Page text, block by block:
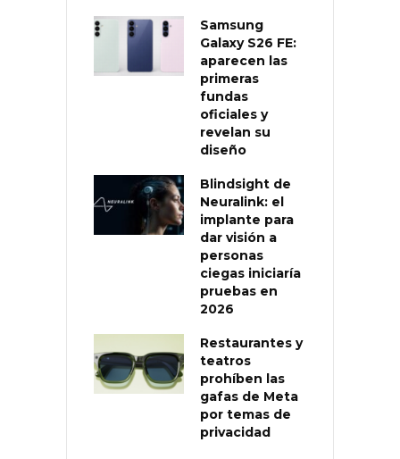
Samsung
Galaxy S26 FE:
aparecen las
primeras
fundas
oficiales y
revelan su
diseño
Blindsight de
Neuralink: el
implante para
dar visión a
personas
ciegas iniciaría
pruebas en
2026
Restaurantes y
teatros
prohíben las
gafas de Meta
por temas de
privacidad